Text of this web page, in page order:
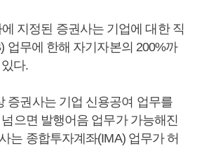
지정된 증권사는 기업에 대한 직
업무에 한해 자기자본의 200%까
다.
증권사는 기업 신용공여 업무를
으면 발행어음 업무가 가능해진
는 종합투자계좌(IMA) 업무가 허